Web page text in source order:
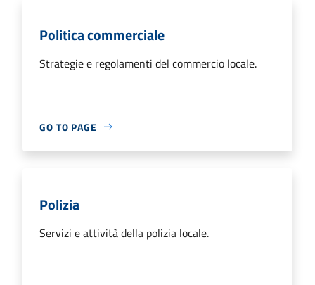
Politica commerciale
Strategie e regolamenti del commercio locale.
GO TO PAGE
Polizia
Servizi e attività della polizia locale.